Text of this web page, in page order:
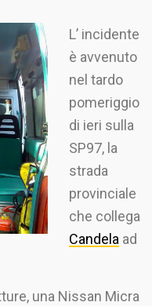
L’ incidente
è avvenuto
nel tardo
pomeriggio
di ieri sulla
SP97, la
strada
provinciale
che collega
Candela ad
una Nissan Micra